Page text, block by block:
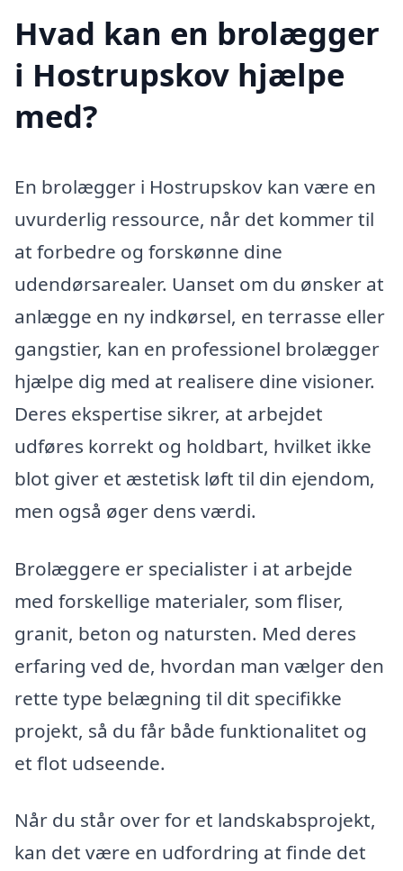
Hvad kan en brolægger
i Hostrupskov hjælpe
med?
En brolægger i Hostrupskov kan være en
uvurderlig ressource, når det kommer til
at forbedre og forskønne dine
udendørsarealer. Uanset om du ønsker at
anlægge en ny indkørsel, en terrasse eller
gangstier, kan en professionel brolægger
hjælpe dig med at realisere dine visioner.
Deres ekspertise sikrer, at arbejdet
udføres korrekt og holdbart, hvilket ikke
blot giver et æstetisk løft til din ejendom,
men også øger dens værdi.
Brolæggere er specialister i at arbejde
med forskellige materialer, som fliser,
granit, beton og natursten. Med deres
erfaring ved de, hvordan man vælger den
rette type belægning til dit specifikke
projekt, så du får både funktionalitet og
et flot udseende.
Når du står over for et landskabsprojekt,
kan det være en udfordring at finde det